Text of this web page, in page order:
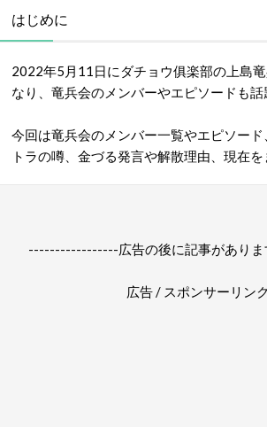
はじめに
2022年5月11日にダチョウ俱楽部の上島
なり、竜兵会のメンバーやエピソードも話
今回は竜兵会のメンバー一覧やエピソー
トラの噂、金づる発言や解散理由、現在を
-----------------広告の後に記事があり
広告 / スポンサーリンク